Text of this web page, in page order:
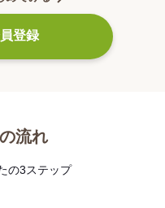
登録
流れ
の3ステップ